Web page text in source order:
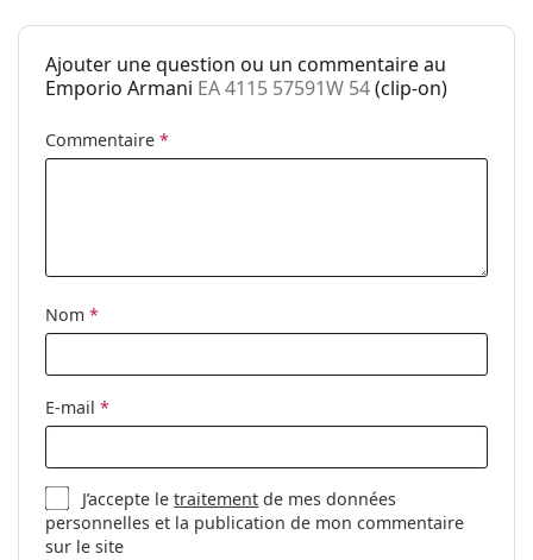
Code:
EA 4115 57591W 54
Ajouter une question ou un commentaire au
Emporio Armani EA 4115 57591W 54(clip-on)
Commentaire *
Nom *
E-mail *
J’accepte letraitement de mes données
personnelles et la publication de mon commentaire
sur le site